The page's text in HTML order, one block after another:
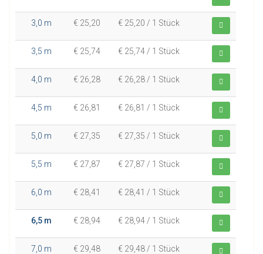
3,0 m € 25,20 € 25,20 / 1 Stück
3,5 m € 25,74 € 25,74 / 1 Stück
4,0 m € 26,28 € 26,28 / 1 Stück
4,5 m € 26,81 € 26,81 / 1 Stück
5,0 m € 27,35 € 27,35 / 1 Stück
5,5 m € 27,87 € 27,87 / 1 Stück
6,0 m € 28,41 € 28,41 / 1 Stück
6,5 m € 28,94 € 28,94 / 1 Stück
7,0 m € 29,48 € 29,48 / 1 Stück